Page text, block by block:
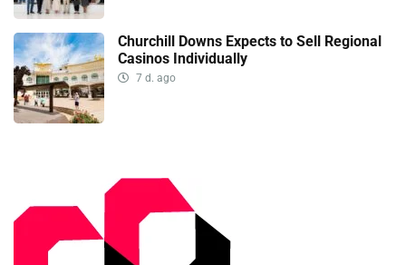
Churchill Downs Expects to Sell Regional
Casinos Individually
7 d. ago